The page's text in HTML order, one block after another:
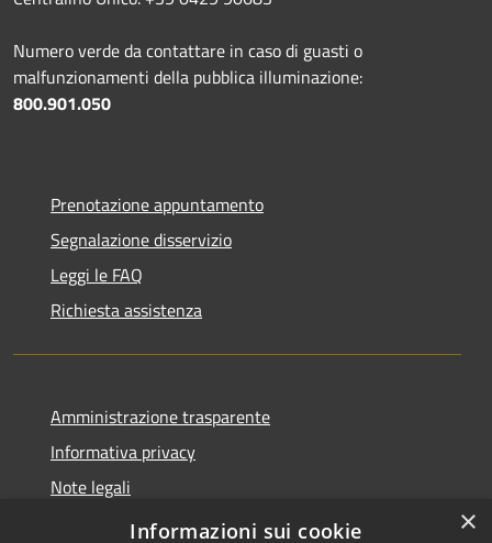
Numero verde da contattare in caso di guasti o
malfunzionamenti della pubblica illuminazione:
800.901.050
Prenotazione appuntamento
Segnalazione disservizio
Leggi le FAQ
Richiesta assistenza
Amministrazione trasparente
Informativa privacy
Note legali
Dichiarazione di accessibilità
×
Informazioni sui cookie